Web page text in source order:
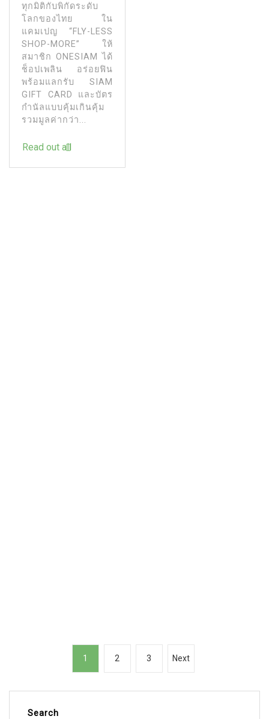
ทุกมิติกับพิกัดระดับ
โลกของไทย ใน
แคมเปญ “FLY-LESS
SHOP-MORE” ให้
สมาชิก ONESIAM ได้
ช็อปเพลิน อร่อยฟิน
พร้อมแลกรับ SIAM
GIFT CARD และบัตร
กำนัลแบบคุ้มเกินคุ้ม
รวมมูลค่ากว่า...
Read out all
s
1 2 3 Next
Search